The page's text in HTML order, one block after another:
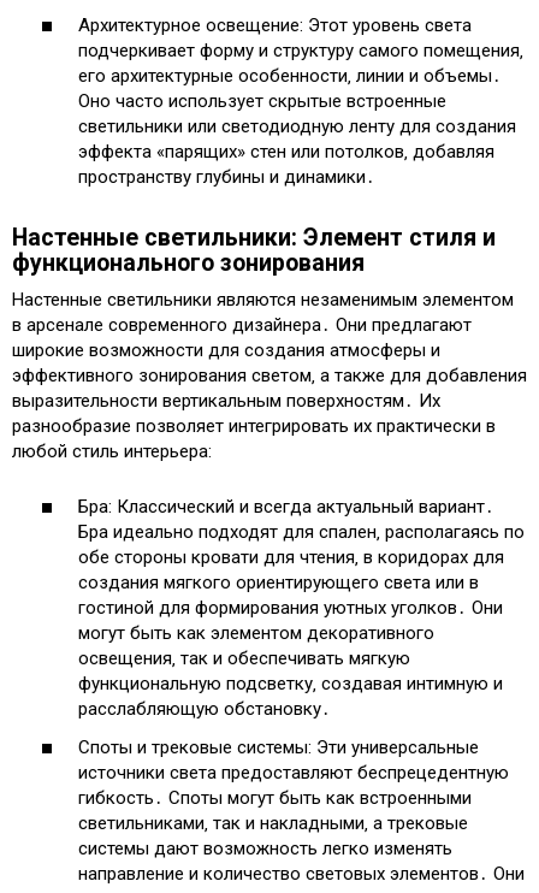
Архитектурное освещение: Этот уровень света
подчеркивает форму и структуру самого помещения‚
его архитектурные особенности‚ линии и объемы․
Оно часто использует скрытые встроенные
светильники или светодиодную ленту для создания
эффекта «парящих» стен или потолков‚ добавляя
пространству глубины и динамики․
Настенные светильники: Элемент стиля и
функционального зонирования
Настенные светильники являются незаменимым элементом
в арсенале современного дизайнера․ Они предлагают
широкие возможности для создания атмосферы и
эффективного зонирования светом‚ а также для добавления
выразительности вертикальным поверхностям․ Их
разнообразие позволяет интегрировать их практически в
любой стиль интерьера:
Бра: Классический и всегда актуальный вариант․
Бра идеально подходят для спален‚ располагаясь по
обе стороны кровати для чтения‚ в коридорах для
создания мягкого ориентирующего света или в
гостиной для формирования уютных уголков․ Они
могут быть как элементом декоративного
освещения‚ так и обеспечивать мягкую
функциональную подсветку‚ создавая интимную и
расслабляющую обстановку․
Споты и трековые системы: Эти универсальные
источники света предоставляют беспрецедентную
гибкость․ Споты могут быть как встроенными
светильниками‚ так и накладными‚ а трековые
системы дают возможность легко изменять
направление и количество световых элементов․ Они